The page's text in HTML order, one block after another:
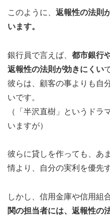
このように、 返報性の法則
います。
銀行員で言えば、 都市銀行
返報性の法則が効きにくい
彼らは、顧客の事よりも自
いです。
（「半沢直樹」というドラ
いますが）
彼らに貸しを作っても、あ
情より、自分の実利を優先
しかし、信用金庫や信用組
関の担当者には、返報性の